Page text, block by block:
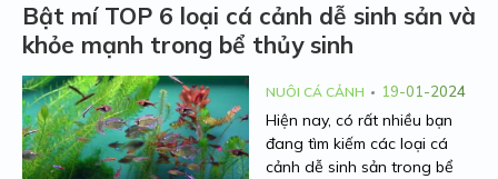
cá lóc kiểng đẹp mắt và ấn
tượng nhất qua bài viết dưới
đây nhé!
Bật mí TOP 6 loại cá cảnh dễ sinh sản và
khỏe mạnh trong bể thủy sinh
NUÔI CÁ CẢNH 19-01-2024
Hiện nay, có rất nhiều bạn
đang tìm kiếm các loại cá
cảnh dễ sinh sản trong bể